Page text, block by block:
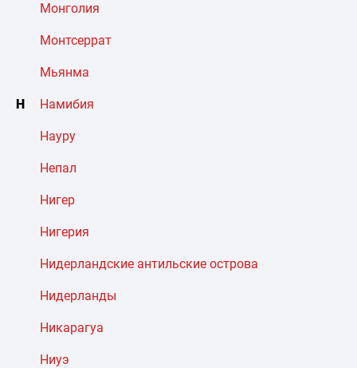
Монголия
Монтсеррат
Мьянма
Н Намибия
Науру
Непал
Нигер
Нигерия
Нидерландские антильские острова
Нидерланды
Никарагуа
Ниуэ